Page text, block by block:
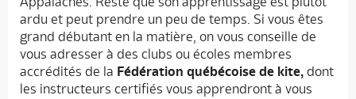
ardu et peut prendre un peu de temps. Si vous êtes
grand débutant en la matière, on vous conseille de
vous adresser à des clubs ou écoles membres
accrédités de la Fédération québécoise de kite, dont
les instructeurs certifiés vous apprendront à vous